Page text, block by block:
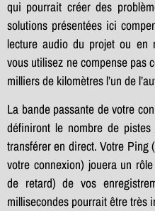
qui pourrait créer des
solutions présentées ici
lecture audio du projet ou en
vous utilisez ne compense pas
milliers de kilomètres l’un de
La bande passante de votre
définiront le nombre de
transférer en direct. Votre Ping
votre connexion) jouera un
de retard) de vos
millisecondes pourrait être très